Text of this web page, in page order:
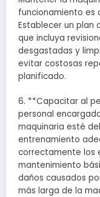
funcionamiento es
Establecer un plan
que incluya
desgastadas y
evitar costosas
planificado.
6. **Capacitar al
personal
maquinaria esté
entrenamiento
correctamente los
mantenimiento
daños causados
más larga de la